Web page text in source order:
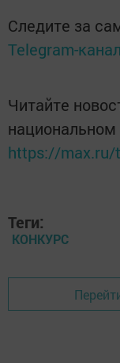
Следите за
Telegram-
Читайте
https://max.ru/
Теги:
КОНКУРС